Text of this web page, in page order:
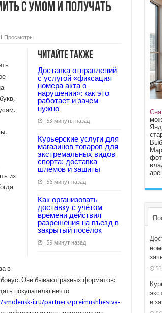
с умом и получать
Просмотры
Читайте также
Доставка отправлений
с услугой «фиксация
номера акта о
нарушении»: как это
работает и зачем
нужно
53 минуты назад
Курьерские услуги для
магазинов товаров для
экстремальных видов
спорта: доставка
шлемов и защиты
56 минут назад
Как организовать
доставку с учётом
времени действия
разрешения на въезд в
закрытый посёлок
59 минут назад
их
в
бонус. Они бывают разных форматов:
покупателю нечто
smolensk-i.ru/partners/preimushhestva-
и